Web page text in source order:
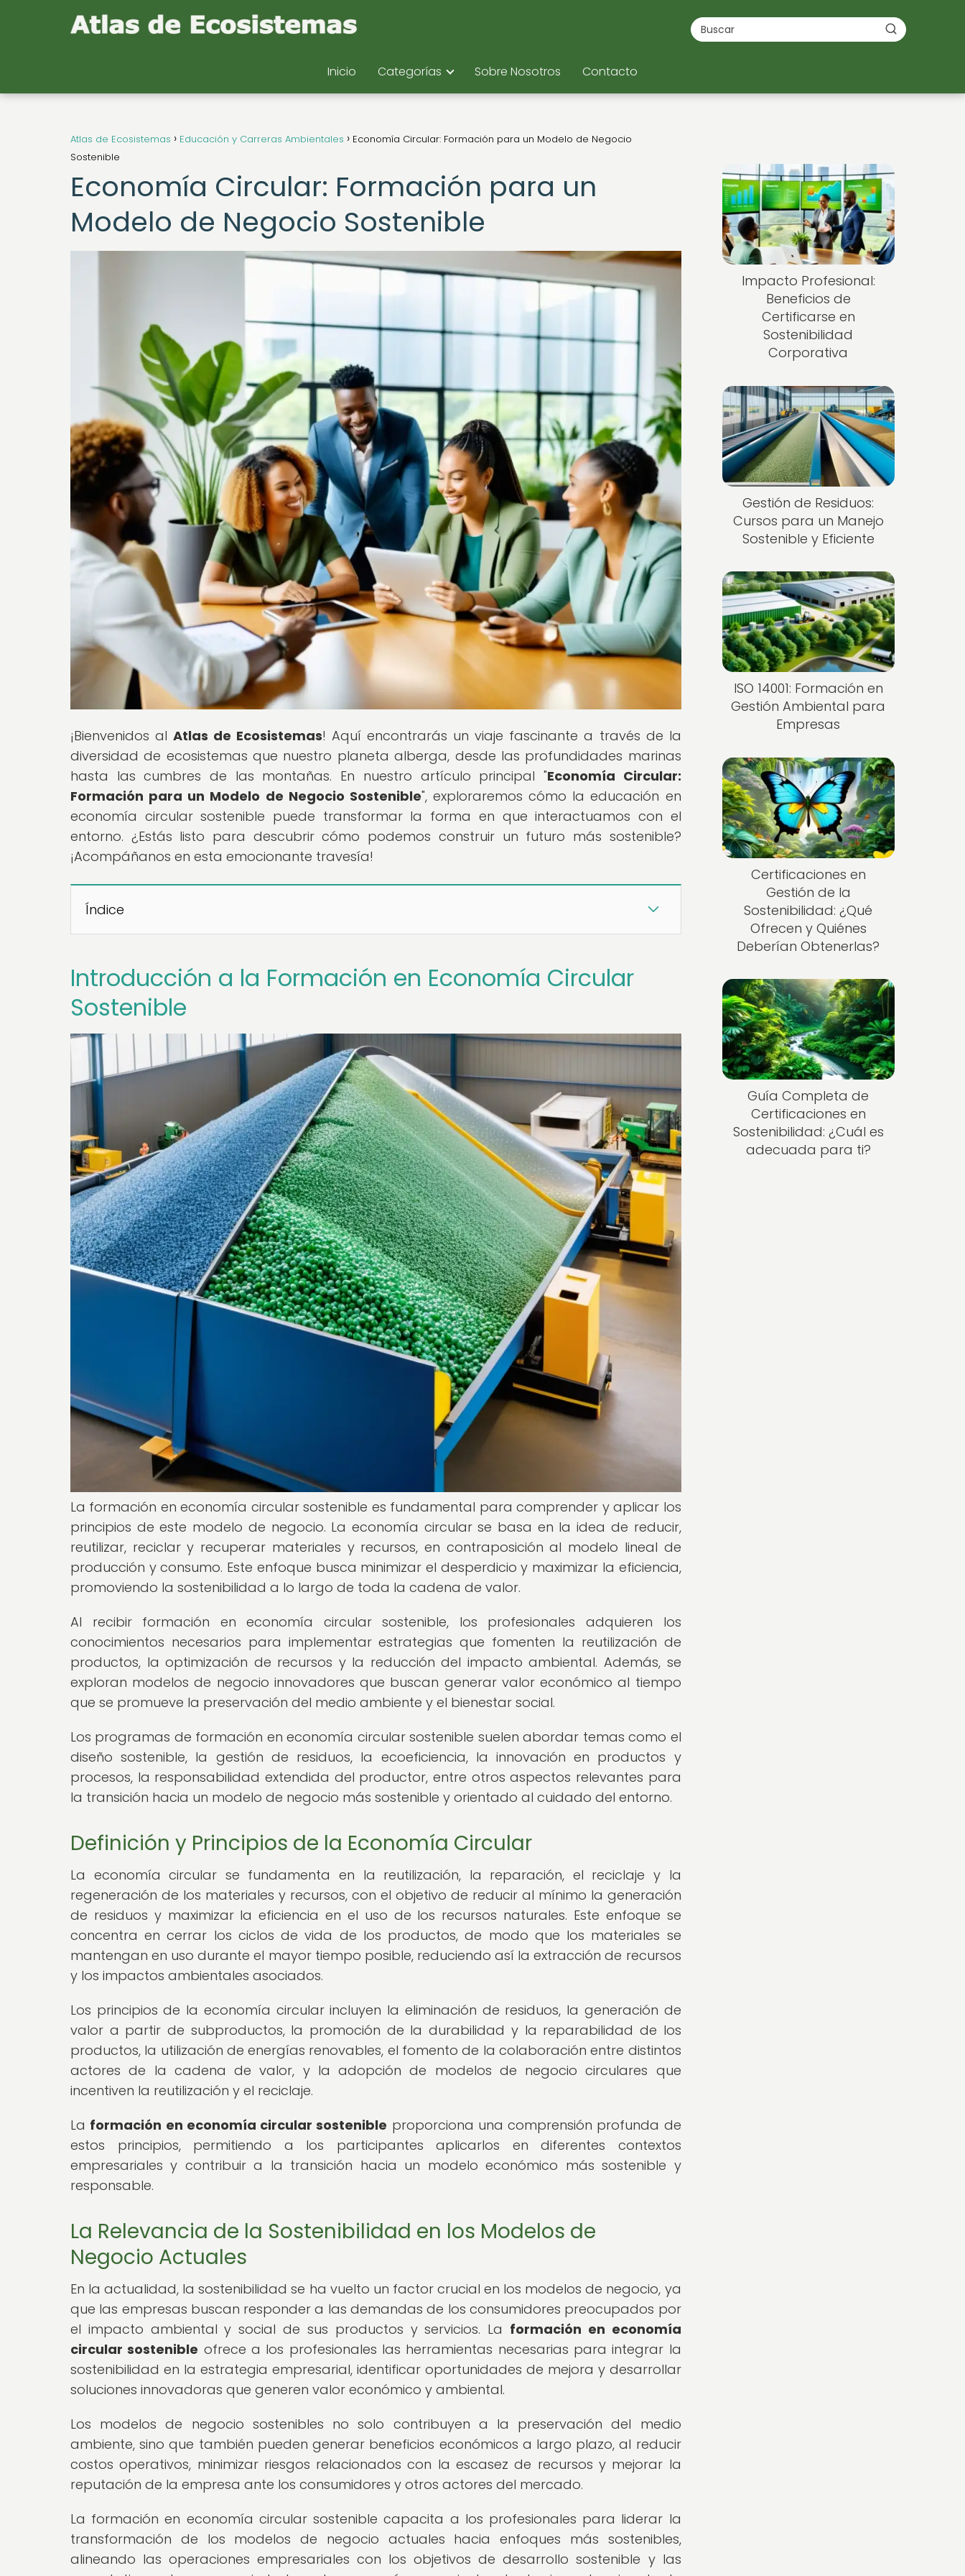
Inicio Categorías Sobre Nosotros Contacto
Atlas de Ecosistemas Educación y Carreras Ambientales
Economía Circular: Formación para un Modelo de Negocio
Sostenible
Economía Circular: Formación para un
Modelo de Negocio Sostenible
¡Bienvenidos alAtlas de Ecosistemas! Aquí encontrarás un viaje fascinante a través de la
diversidad de ecosistemas que nuestro planeta alberga, desde las profundidades marinas
hasta las cumbres de las montañas. En nuestro artículo principal "Economía Circular:
Formación para un Modelo de Negocio Sostenible", exploraremos cómo la educación en
economía circular sostenible puede transformar la forma en que interactuamos con el
entorno. ¿Estás listo para descubrir cómo podemos construir un futuro más sostenible?
¡Acompáñanos en esta emocionante travesía!
Índice
Introducción a la Formación en Economía Circular
Sostenible
La formación en economía circular sostenible es fundamental para comprender y aplicar los
principios de este modelo de negocio. La economía circular se basa en la idea de reducir,
reutilizar, reciclar y recuperar materiales y recursos, en contraposición al modelo lineal de
producción y consumo. Este enfoque busca minimizar el desperdicio y maximizar la eficiencia,
promoviendo la sostenibilidad a lo largo de toda la cadena de valor.
Al recibir formación en economía circular sostenible, los profesionales adquieren los
conocimientos necesarios para implementar estrategias que fomenten la reutilización de
productos, la optimización de recursos y la reducción del impacto ambiental. Además, se
exploran modelos de negocio innovadores que buscan generar valor económico al tiempo
que se promueve la preservación del medio ambiente y el bienestar social.
Los programas de formación en economía circular sostenible suelen abordar temas como el
diseño sostenible, la gestión de residuos, la ecoeficiencia, la innovación en productos y
procesos, la responsabilidad extendida del productor, entre otros aspectos relevantes para
la transición hacia un modelo de negocio más sostenible y orientado al cuidado del entorno.
Definición y Principios de la Economía Circular
La economía circular se fundamenta en la reutilización, la reparación, el reciclaje y la
regeneración de los materiales y recursos, con el objetivo de reducir al mínimo la generación
de residuos y maximizar la eficiencia en el uso de los recursos naturales. Este enfoque se
concentra en cerrar los ciclos de vida de los productos, de modo que los materiales se
mantengan en uso durante el mayor tiempo posible, reduciendo así la extracción de recursos
y los impactos ambientales asociados.
Los principios de la economía circular incluyen la eliminación de residuos, la generación de
valor a partir de subproductos, la promoción de la durabilidad y la reparabilidad de los
productos, la utilización de energías renovables, el fomento de la colaboración entre distintos
actores de la cadena de valor, y la adopción de modelos de negocio circulares que
incentiven la reutilización y el reciclaje.
La formación en economía circular sostenible proporciona una comprensión profunda de
estos principios, permitiendo a los participantes aplicarlos en diferentes contextos
empresariales y contribuir a la transición hacia un modelo económico más sostenible y
responsable.
La Relevancia de la Sostenibilidad en los Modelos de
Negocio Actuales
En la actualidad, la sostenibilidad se ha vuelto un factor crucial en los modelos de negocio, ya
que las empresas buscan responder a las demandas de los consumidores preocupados por
el impacto ambiental y social de sus productos y servicios. La formación en economía
circular sostenible ofrece a los profesionales las herramientas necesarias para integrar la
sostenibilidad en la estrategia empresarial, identificar oportunidades de mejora y desarrollar
soluciones innovadoras que generen valor económico y ambiental.
Los modelos de negocio sostenibles no solo contribuyen a la preservación del medio
ambiente, sino que también pueden generar beneficios económicos a largo plazo, al reducir
costos operativos, minimizar riesgos relacionados con la escasez de recursos y mejorar la
reputación de la empresa ante los consumidores y otros actores del mercado.
La formación en economía circular sostenible capacita a los profesionales para liderar la
transformación de los modelos de negocio actuales hacia enfoques más sostenibles,
alineando las operaciones empresariales con los objetivos de desarrollo sostenible y las
Impacto Profesional:
Beneficios de
Certificarse en
Sostenibilidad
Corporativa
Gestión de Residuos:
Cursos para un Manejo
Sostenible y Eficiente
ISO 14001: Formación en
Gestión Ambiental para
Empresas
Certificaciones en
Gestión de la
Sostenibilidad: ¿Qué
Ofrecen y Quiénes
Deberían Obtenerlas?
Guía Completa de
Certificaciones en
Sostenibilidad: ¿Cuál es
adecuada para ti?